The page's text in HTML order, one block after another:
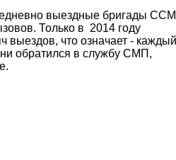
выездные бригады
Только в 2014 году
выездов, что означает - каждый
обратился в службу СМП,